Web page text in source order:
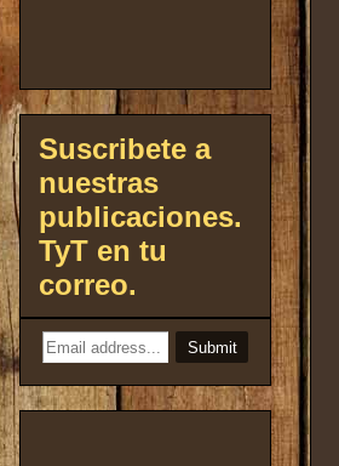
Suscribete a
nuestras
publicaciones.
TyT en tu
correo.